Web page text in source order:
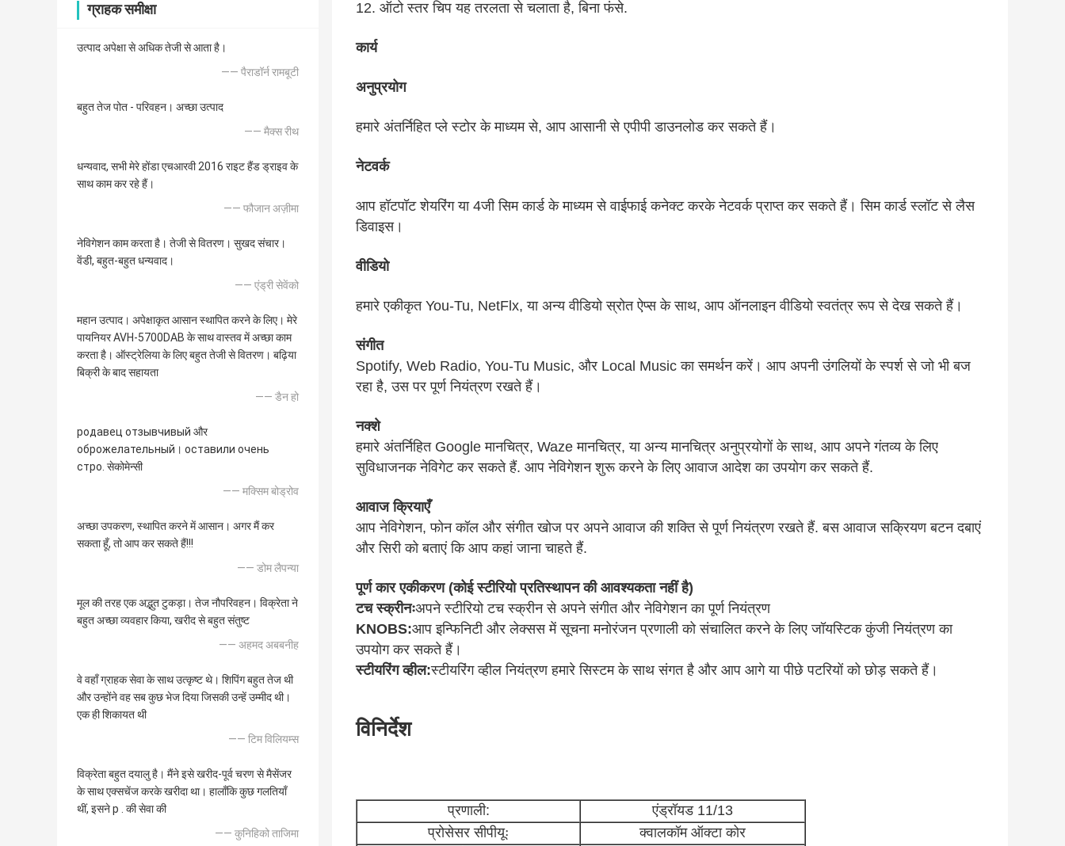
ग्राहक समीक्षा
उत्पाद अपेक्षा से अधिक तेजी से आता है।
—— पैराडॉर्न रामबूटी
बहुत तेज पोत - परिवहन। अच्छा उत्पाद
—— मैक्स रीथ
धन्यवाद, सभी मेरे होंडा एचआरवी 2016 राइट हैंड ड्राइव के
साथ काम कर रहे हैं।
—— फौजान अज़ीमा
नेविगेशन काम करता है। तेजी से वितरण। सुखद संचार।
वेंडी, बहुत-बहुत धन्यवाद।
—— एंड्री सेवेंको
महान उत्पाद। अपेक्षाकृत आसान स्थापित करने के लिए। मेरे
पायनियर AVH-5700DAB के साथ वास्तव में अच्छा काम
करता है। ऑस्ट्रेलिया के लिए बहुत तेजी से वितरण। बढ़िया
बिक्री के बाद सहायता
—— डैन हो
родавец отзывчивый और
оброжелательный। оставили очень
стро. सेकोमेन्सी
—— मक्सिम बोड्रोव
अच्छा उपकरण, स्थापित करने में आसान। अगर मैं कर
सकता हूँ, तो आप कर सकते हैं!!!
—— डोम लैपन्या
मूल की तरह एक अद्भुत टुकड़ा। तेज नौपरिवहन। विक्रेता ने
बहुत अच्छा व्यवहार किया, खरीद से बहुत संतुष्ट
—— अहमद अबबनीह
वे वहाँ ग्राहक सेवा के साथ उत्कृष्ट थे। शिपिंग बहुत तेज थी
और उन्होंने वह सब कुछ भेज दिया जिसकी उन्हें उम्मीद थी।
एक ही शिकायत थी
—— टिम विलियम्स
विक्रेता बहुत दयालु है। मैंने इसे खरीद-पूर्व चरण से मैसेंजर
के साथ एक्सचेंज करके खरीदा था। हालाँकि कुछ गलतियाँ
थीं, इसने p . की सेवा की
—— कुनिहिको ताजिमा
12. ऑटो स्तर चिप यह तरलता से चलाता है, बिना फंसे.
कार्य
अनुप्रयोग
हमारे अंतर्निहित प्ले स्टोर के माध्यम से, आप आसानी से एपीपी डाउनलोड कर सकते हैं।
नेटवर्क
आप हॉटपॉट शेयरिंग या 4जी सिम कार्ड के माध्यम से वाईफाई कनेक्ट करके नेटवर्क प्राप्त कर सकते हैं। सिम कार्ड स्लॉट से लैस
डिवाइस।
वीडियो
हमारे एकीकृत You-Tu, NetFlx, या अन्य वीडियो स्रोत ऐप्स के साथ, आप ऑनलाइन वीडियो स्वतंत्र रूप से देख सकते हैं।
संगीत
Spotify, Web Radio, You-Tu Music, और Local Music का समर्थन करें। आप अपनी उंगलियों के स्पर्श से जो भी बज
रहा है, उस पर पूर्ण नियंत्रण रखते हैं।
नक्शे
हमारे अंतर्निहित Google मानचित्र, Waze मानचित्र, या अन्य मानचित्र अनुप्रयोगों के साथ, आप अपने गंतव्य के लिए
सुविधाजनक नेविगेट कर सकते हैं. आप नेविगेशन शुरू करने के लिए आवाज आदेश का उपयोग कर सकते हैं.
आवाज क्रियाएँ
आप नेविगेशन, फोन कॉल और संगीत खोज पर अपने आवाज की शक्ति से पूर्ण नियंत्रण रखते हैं. बस आवाज सक्रियण बटन दबाएं
और सिरी को बताएं कि आप कहां जाना चाहते हैं.
पूर्ण कार एकीकरण (कोई स्टीरियो प्रतिस्थापन की आवश्यकता नहीं है)
टच स्क्रीनःअपने स्टीरियो टच स्क्रीन से अपने संगीत और नेविगेशन का पूर्ण नियंत्रण
KNOBS:आप इन्फिनिटी और लेक्सस में सूचना मनोरंजन प्रणाली को संचालित करने के लिए जॉयस्टिक कुंजी नियंत्रण का
उपयोग कर सकते हैं।
स्टीयरिंग व्हील:स्टीयरिंग व्हील नियंत्रण हमारे सिस्टम के साथ संगत है और आप आगे या पीछे पटरियों को छोड़ सकते हैं।
विनिर्देश
प्रणाली:
एंड्रॉयड 11/13
प्रोसेसर सीपीयूः
क्वालकॉम ऑक्टा कोर